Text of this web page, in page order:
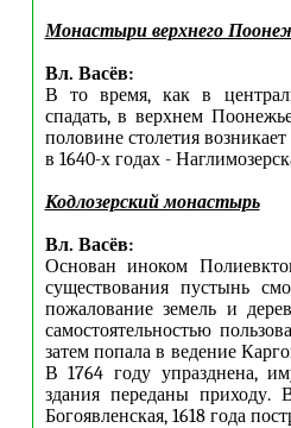
Монастыри верхнего
Вл. Васёв:
В то время, как в
спадать, в верхнем
половине столетия
в 1640-х годах -
Кодлозерский монастырь
Вл. Васёв:
Основан иноком
существования пустынь
пожалование земель и
самостоятельностью
затем попала в ведение
В 1764 году упразднена,
здания переданы приходу.
Богоявленская, 1618 года